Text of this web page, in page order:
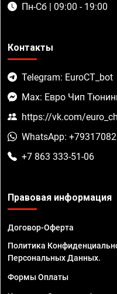
Пн-Сб | 09:00 - 19:00
Контакты
Telegram: EuroCT_bot
Max: Евро Чип
https://vk.com/
WhatsApp:
+7 863 333-51-06
Правовая информация
Договор-Оферта
Политика
Персональных Данных.
Формы Оплаты